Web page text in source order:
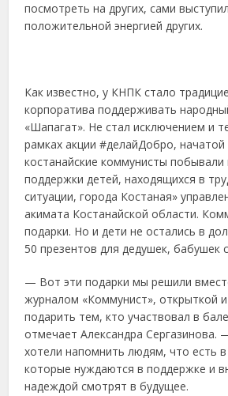
посмотреть на других, сами
положительной энергией других.
Как известно, у КНПК стало
корпоратива поддерживать
«Шапагат». Не стал исключением и
рамках акции #делайДобро,
костанайские коммунисты
поддержки детей, находящихся в
ситуации, города Костаная»
акимата Костанайской области.
подарки. Но и дети не остались в
50 презентов для дедушек, бабушек
— Вот эти подарки мы решили
журналом «Коммунист», открыткой
подарить тем, кто участвовал в
отмечает Александра
хотели напомнить людям, что есть
которые нуждаются в поддержке и
надеждой смотрят в будущее.